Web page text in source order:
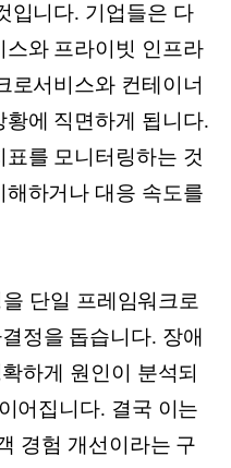
입니다. 기업들은 다
와 프라이빗 인프라
로서비스와 컨테이너
에 직면하게 됩니다.
를 모니터링하는 것
하거나 대응 속도를
단일 프레임워크로
정을 돕습니다. 장애
하게 원인이 분석되
어집니다. 결국 이는
경험 개선이라는 구